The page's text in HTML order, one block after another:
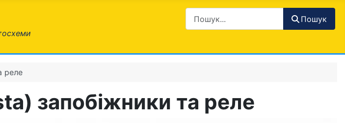
Пошук
реле
запобіжники та реле